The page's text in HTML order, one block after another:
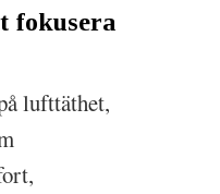
fokusera
lufttäthet,